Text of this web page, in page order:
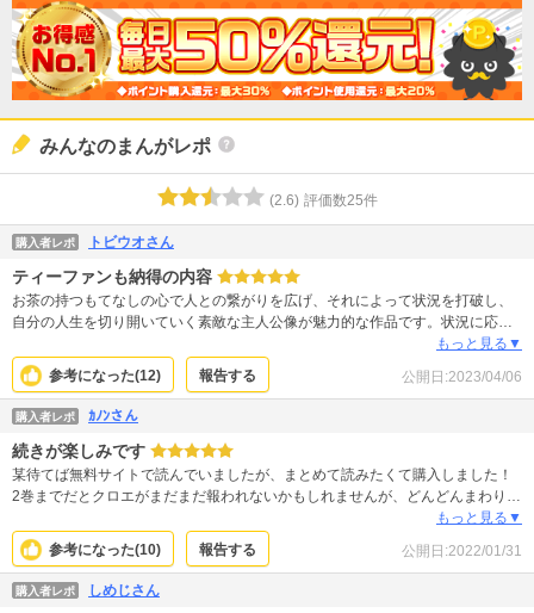
みんなのまんがレポ
(2.6) 評価数25件
購入者レポ トビウオさん
ティーファンも納得の内容
お茶の持つもてなしの心で人との繋がりを広げ、それによって状況を打破し、
自分の人生を切り開いていく素敵な主人公像が魅力的な作品です。状況に応じ
た茶葉の選択にも説得力があり、ティーファンにとっても納得度の高い内容で
す。お茶の色が分かるのでフルカラーはありがたい。フルカラー作品としては
十分リーズナブルな作品だと思います。
もっと見る▼
参考になった(12) 報告する 公開日:2023/04/06
購入者レポ ｶﾉﾝさん
続きが楽しみです
某待てば無料サイトで読んでいましたが、まとめて読みたくて購入しました！
2巻までだとクロエがまだまだ報われないかもしれませんが、どんどんまわりの
キャラの態度や、人間関係が変わっていきます。その変化が楽しいし続きを早
く読みたいですー！
もっと見る▼
参考になった(10) 報告する 公開日:2022/01/31
購入者レポ しめじさん